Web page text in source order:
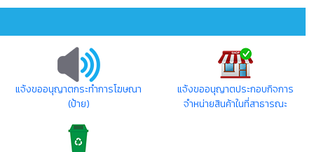
แจ้งขออนุญาตกระทำการโฆษณา
(ป้าย)
แจ้งขออนุญาตประกอบกิจการ
จำหน่ายสินค้าในที่สาธารณะ